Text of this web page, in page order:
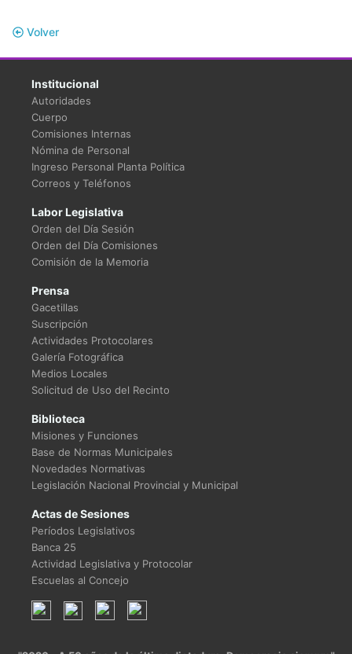
Volver
Institucional
Autoridades
Cuerpo
Comisiones Internas
Nómina de Personal
Ingreso Personal Planta Política
Correos y Teléfonos
Labor Legislativa
Orden del Día Sesión
Orden del Día Comisiones
Comisión de la Memoria
Prensa
Gacetillas
Suscripción
Actividades Protocolares
Galería Fotográfica
Medios Locales
Solicitud de Uso del Recinto
Biblioteca
Misiones y Funciones
Base de Normas Municipales
Novedades Normativas
Legislación Nacional Provincial y Municipal
Actas de Sesiones
Períodos Legislativos
Banca 25
Actividad Legislativa y Protocolar
Escuelas al Concejo